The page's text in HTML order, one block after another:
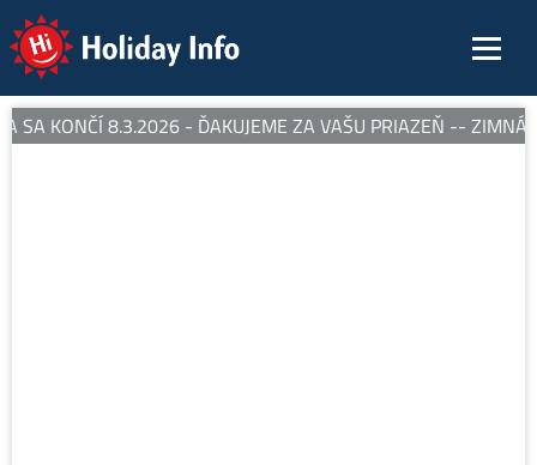
Holiday Info
SA KONČÍ 8.3.2026 - ĎAKUJEME ZA VAŠU PRIAZEŇ -- ZIMNÁ